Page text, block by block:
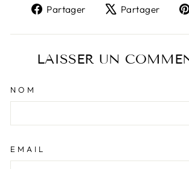
Partager
Partager
Facebook
Partager
X
LAISSER UN
NOM
EMAIL